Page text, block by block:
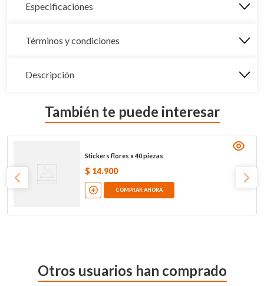
Especificaciones
Términos y condiciones
Descripción
También te puede interesar
Stickers flores x 40 piezas
$ 14.900
COMPRAR AHORA
Otros usuarios han comprado